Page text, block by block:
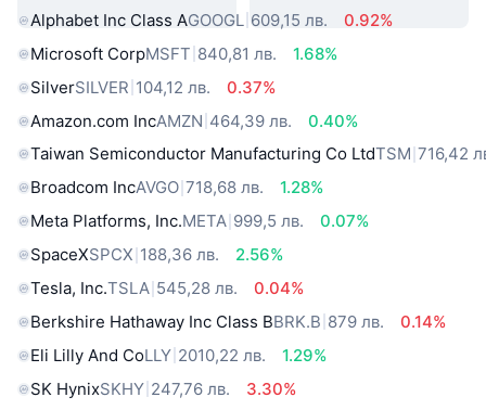
Alphabet Inc Class AGOOGL 609,15 лв.
0.92%
Microsoft CorpMSFT 840,81 лв.
1.68%
SilverSILVER 104,12 лв.
0.37%
Amazon.com IncAMZN 464,39 лв.
0.40%
Taiwan Semiconductor Manufacturing Co LtdTSM 716,42
Broadcom IncAVGO 718,68 лв.
1.28%
Meta Platforms, Inc.META 999,5 лв.
0.07%
SpaceXSPCX 188,36 лв.
2.56%
Tesla, Inc.TSLA 545,28 лв.
0.04%
Berkshire Hathaway Inc Class BBRK.B 879 лв.
0.14%
Eli Lilly And CoLLY 2010,22 лв.
1.29%
SK HynixSKHY 247,76 лв.
3.30%